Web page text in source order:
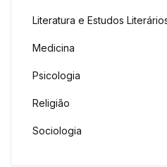
Literatura e Estudos
Medicina
Psicologia
Religião
Sociologia